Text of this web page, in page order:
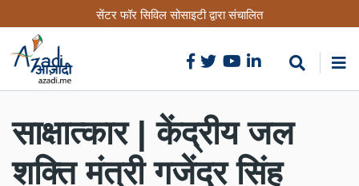
to
content
सेंटर फॉर सिविल सोसाइटी द्वारा संचालित
साक्षात्कार | केंद्रीय जल
शक्ति मंत्री गजेंद्र सिंह